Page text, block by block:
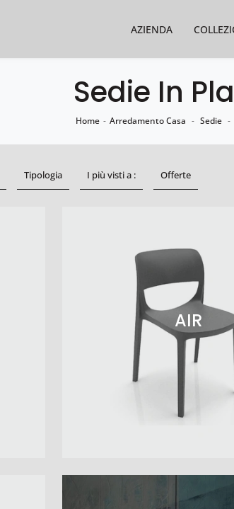
AZIENDA
Sedie In
Home - Arredamento Casa - Sedie -
Tipologia I più visti a : Offerte
AIR